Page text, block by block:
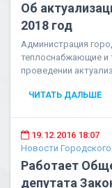
Об
2018 год
Администрация
теплоснабжающие и
проведении
ЧИТАТЬ ДАЛЬШЕ
19.12.2016 18:07
Новости
Работает
депутата